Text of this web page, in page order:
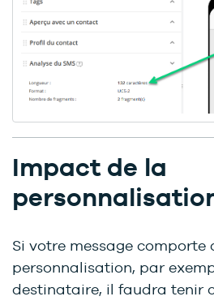
Impact de la
Si votre message comporte
personnalisation, par
destinataire, il faudra tenir